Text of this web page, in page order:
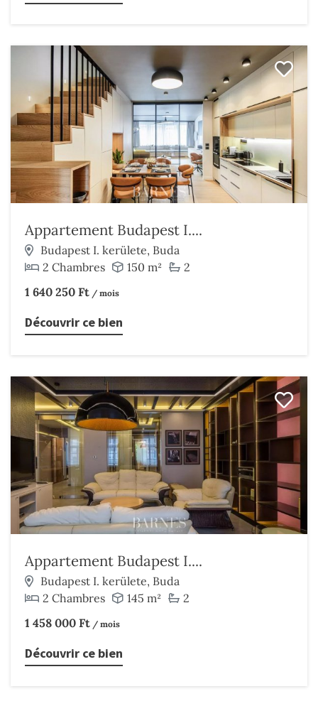
Appartement Budapest I....
Budapest I. kerülete, Buda
2 Chambres
150 m²
2
1 640 250 Ft / mois
Découvrir ce bien
Appartement Budapest I....
Budapest I. kerülete, Buda
2 Chambres
145 m²
2
1 458 000 Ft / mois
Découvrir ce bien